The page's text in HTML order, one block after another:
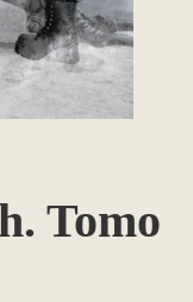
Tomo